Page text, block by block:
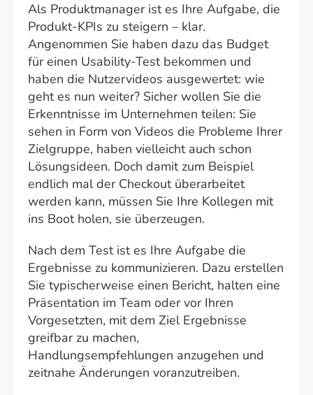
Als Produktmanager ist es Ihre Aufgabe, die
Produkt-KPIs zu steigern – klar.
Angenommen Sie haben dazu das Budget
für einen Usability-Test bekommen und
haben die Nutzervideos ausgewertet: wie
geht es nun weiter? Sicher wollen Sie die
Erkenntnisse im Unternehmen teilen: Sie
sehen in Form von Videos die Probleme Ihrer
Zielgruppe, haben vielleicht auch schon
Lösungsideen. Doch damit zum Beispiel
endlich mal der Checkout überarbeitet
werden kann, müssen Sie Ihre Kollegen mit
ins Boot holen, sie überzeugen.
Nach dem Test ist es Ihre Aufgabe die
Ergebnisse zu kommunizieren. Dazu erstellen
Sie typischerweise einen Bericht, halten eine
Präsentation im Team oder vor Ihren
Vorgesetzten, mit dem Ziel Ergebnisse
greifbar zu machen,
Handlungsempfehlungen anzugehen und
zeitnahe Änderungen voranzutreiben.